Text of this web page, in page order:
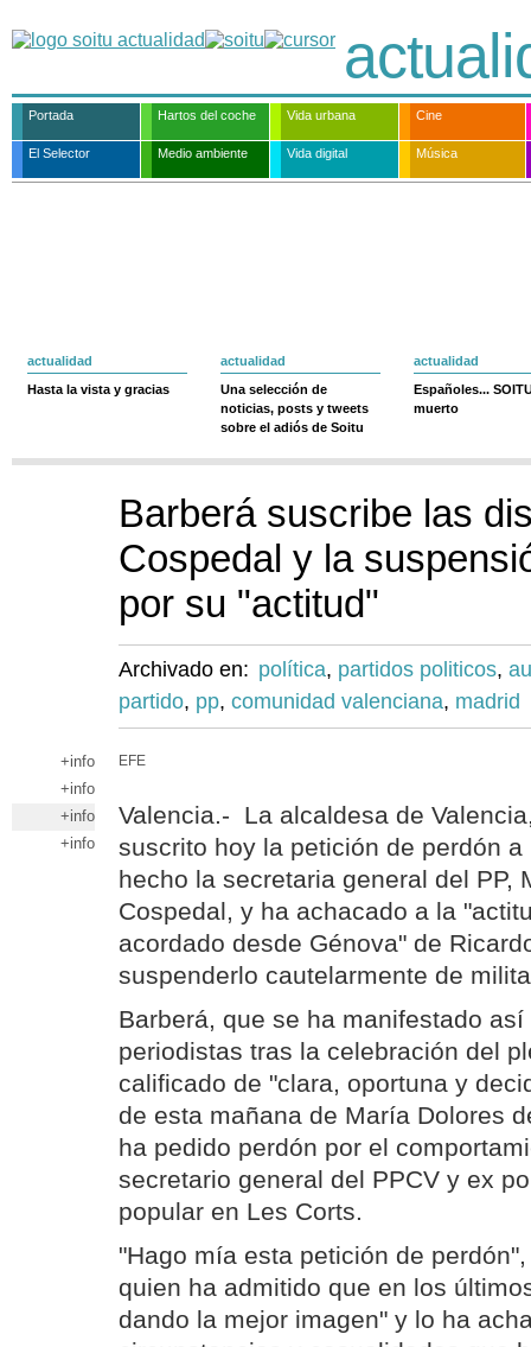
Portada Hartos del coche Vida urbana Cine
El Selector Medio ambiente Vida digital Música
actualidad
Hasta la vista y gracias
actualidad
Una selección de
noticias, posts y tweets
sobre el adiós de Soitu
actualidad
Españoles...
muerto
Barberá suscribe las
Cospedal y la
por su "actitud"
Archivado en: política, partidos politicos,
partido, pp, comunidad valenciana, madrid
+info
+info
+info
+info
EFE
Valencia.- La alcaldesa de
suscrito hoy la petición de perdón
hecho la secretaria general del PP,
Cospedal, y ha achacado a la
acordado desde Génova" de
suspenderlo cautelarmente de
Barberá, que se ha manifestado
periodistas tras la celebración del
calificado de "clara, oportuna y
de esta mañana de María Dolores
ha pedido perdón por el
secretario general del PPCV y ex
popular en Les Corts.
"Hago mía esta petición de
quien ha admitido que en los
dando la mejor imagen" y lo ha